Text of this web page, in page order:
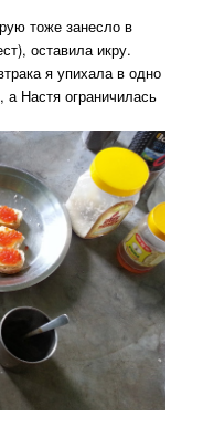
тоже занесло в
оставила икру.
я упихала в одно
Настя ограничилась